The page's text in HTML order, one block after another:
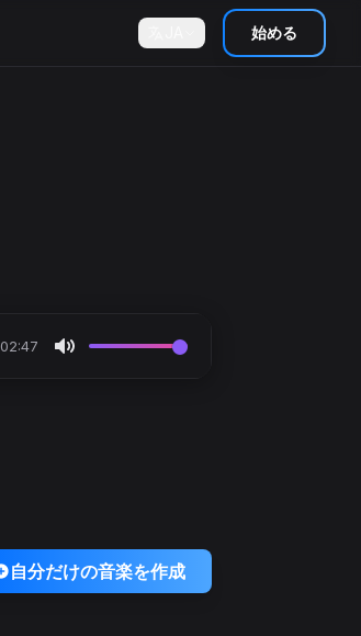
始める
02:47
自分だけの音楽を作成